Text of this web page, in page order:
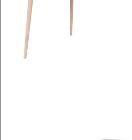
Inredning
Mattor
Belysning
Utemöbler